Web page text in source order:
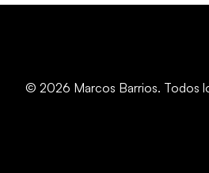
© 2026 Marcos Barrios. Todos